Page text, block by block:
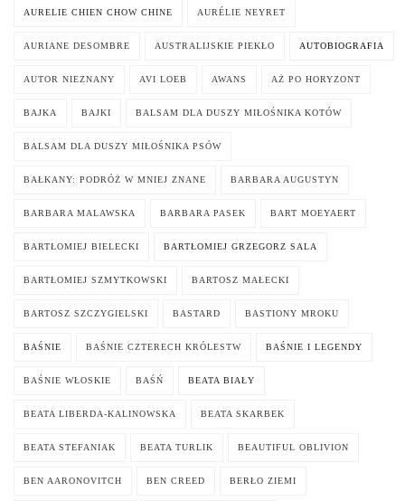
AURELIE CHIEN CHOW CHINE AURÉLIE NEYRET
AURIANE DESOMBRE AUSTRALIJSKIE PIEKŁO AUTOBIOGRAFIA
AUTOR NIEZNANY AVI LOEB AWANS AŻ PO HORYZONT
BAJKA BAJKI BALSAM DLA DUSZY MIŁOŚNIKA KOTÓW
BALSAM DLA DUSZY MIŁOŚNIKA PSÓW
BAŁKANY: PODRÓŻ W MNIEJ ZNANE BARBARA AUGUSTYN
BARBARA MALAWSKA BARBARA PASEK BART MOEYAERT
BARTŁOMIEJ BIELECKI BARTŁOMIEJ GRZEGORZ SALA
BARTŁOMIEJ SZMYTKOWSKI BARTOSZ MAŁECKI
BARTOSZ SZCZYGIELSKI BASTARD BASTIONY MROKU
BAŚNIE BAŚNIE CZTERECH KRÓLESTW BAŚNIE I LEGENDY
BAŚNIE WŁOSKIE BAŚŃ BEATA BIAŁY
BEATA LIBERDA-KALINOWSKA BEATA SKARBEK
BEATA STEFANIAK BEATA TURLIK BEAUTIFUL OBLIVION
BEN AARONOVITCH BEN CREED BERŁO ZIEMI